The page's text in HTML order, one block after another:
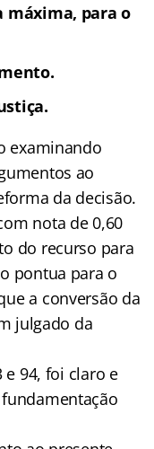
máxima, para o
examinando
ao
da decisão.
nota de 0,60
do recurso para
pontua para o
a conversão da
julgado da
e 94, foi claro e